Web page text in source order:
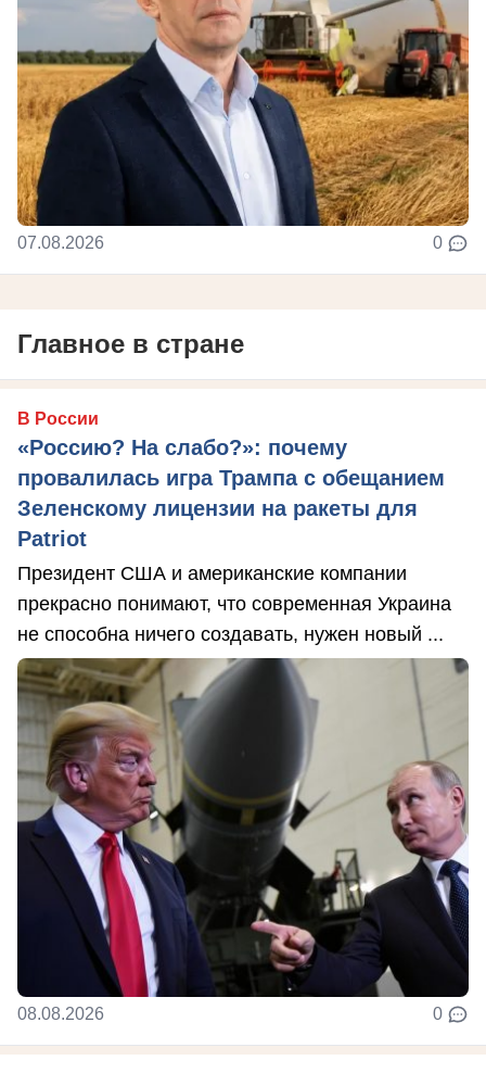
07.08.2026 0
Главное в стране
В России
«Россию? На слабо?»: почему
провалилась игра Трампа с обещанием
Зеленскому лицензии на ракеты для
Patriot
Президент США и американские компании
прекрасно понимают, что современная Украина
не способна ничего создавать, нужен новый ...
08.08.2026 0